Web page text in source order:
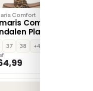
Comfort
Comfort
Plat – Beige
37 38
+4